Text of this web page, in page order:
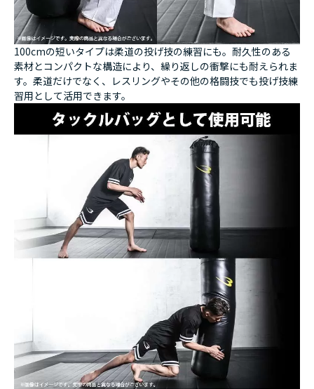
100cmの短いタイプは柔道の投げ技の練習にも。耐久性のある
素材とコンパクトな構造により、繰り返しの衝撃にも耐えられま
す。柔道だけでなく、レスリングやその他の格闘技でも投げ技練
習用として活用できます。